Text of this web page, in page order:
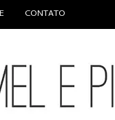
CONTATO